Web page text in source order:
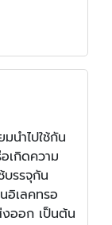
นำไปใช้กัน
เกิดความ
รรจุกัน
อิเลคทรอ
ออก เป็นต้น